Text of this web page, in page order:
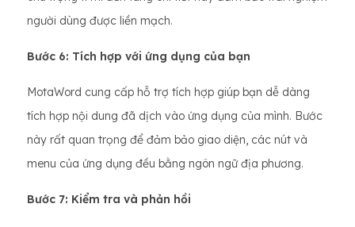
người dùng được liền mạch.
Bước 6: Tích hợp với ứng dụng của bạn
MotaWord cung cấp hỗ trợ tích hợp giúp bạn dễ dàng
tích hợp nội dung đã dịch vào ứng dụng của mình. Bước
này rất quan trọng để đảm bảo giao diện, các nút và
menu của ứng dụng đều bằng ngôn ngữ địa phương.
Bước 7: Kiểm tra và phản hồi